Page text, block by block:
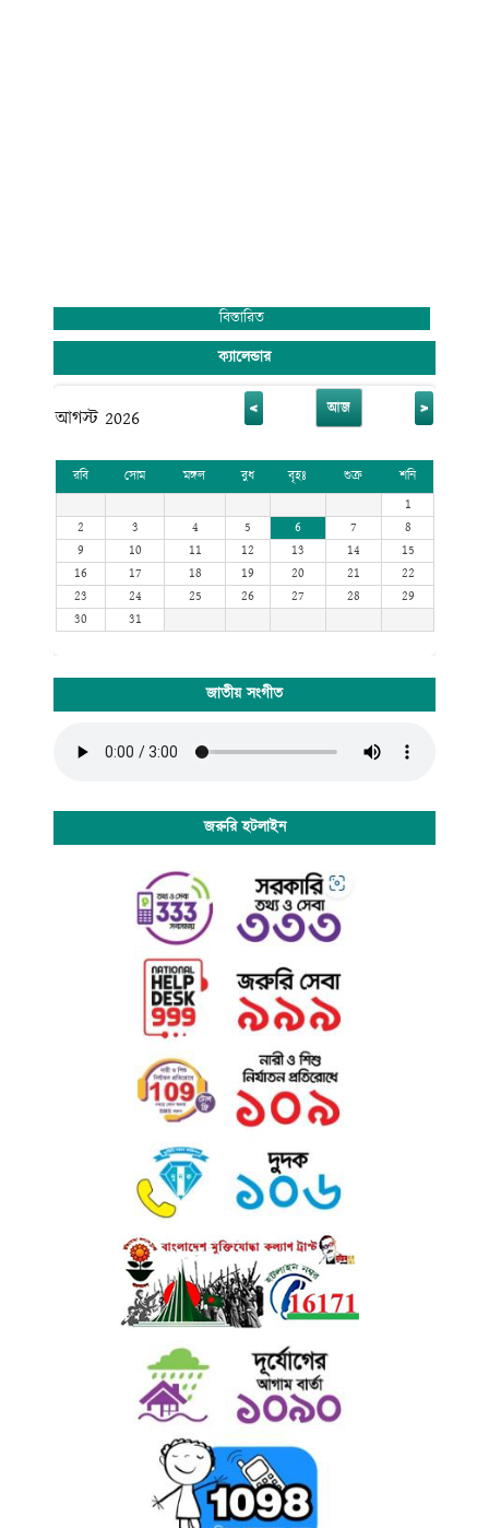
বিস্তারিত
ক্যালেন্ডার
আগস্ট 2026 < আজ >
রবি সোম মঙ্গল বুধ বৃহঃ শুক্র
শনি
1
2
3 4 5 6 7
8
9
10 11 12 13 14
15
16
17 18 19 20 21
22
23
24 25 26 27 28
29
30
31
জাতীয় সংগীত
জরুরি হটলাইন